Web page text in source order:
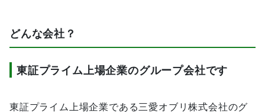
どんな会社？
東証プライム上場企業のグループ会社です
東証プライム上場企業である三愛オブリ株式会社のグ